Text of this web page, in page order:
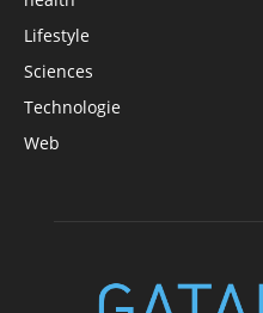
Lifestyle
Sciences
Technologie
Web